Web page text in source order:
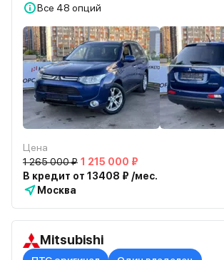
Все 48 опций
Цена
1 265 000 ₽ 1 215 000 ₽
В кредит от 13408 ₽ /мес.
Москва
Mitsubishi